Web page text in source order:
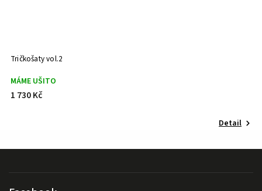
Tričkošaty vol.2
MÁME UŠITO
1 730 Kč
Detail